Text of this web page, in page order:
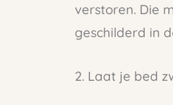
verstoren. Die
geschilderd in
2. Laat je bed